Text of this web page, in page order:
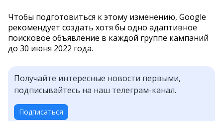
Чтобы подготовиться к этому изменению, Google
рекомендует создать хотя бы одно адаптивное
поисковое объявление в каждой группе кампаний
до 30 июня 2022 года.
Получайте интересные новости первыми,
подписывайтесь на наш телеграм-канал.
Подписаться